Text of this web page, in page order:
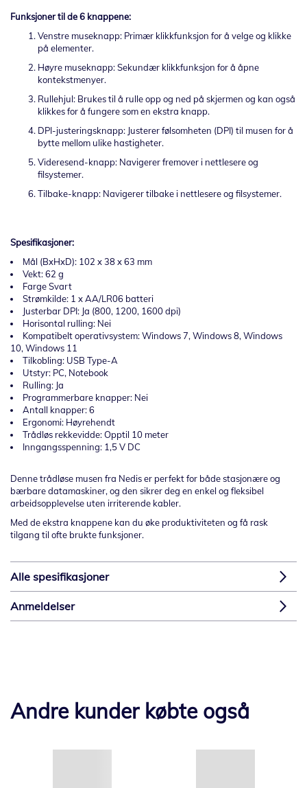
Funksjoner til de 6 knappene:
Venstre museknapp: Primær klikkfunksjon for å velge og klikke
på elementer.
Høyre museknapp: Sekundær klikkfunksjon for å åpne
kontekstmenyer.
Rullehjul: Brukes til å rulle opp og ned på skjermen og kan også
klikkes for å fungere som en ekstra knapp.
DPI-justeringsknapp: Justerer følsomheten (DPI) til musen for å
bytte mellom ulike hastigheter.
Videresend-knapp: Navigerer fremover i nettlesere og
filsystemer.
Tilbake-knapp: Navigerer tilbake i nettlesere og filsystemer.
Spesifikasjoner:
Mål (BxHxD): 102 x 38 x 63 mm
Vekt: 62 g
Farge Svart
Strømkilde: 1 x AA/LR06 batteri
Justerbar DPI: Ja (800, 1200, 1600 dpi)
Horisontal rulling: Nei
Kompatibelt operativsystem: Windows 7, Windows 8, Windows
10, Windows 11
Tilkobling: USB Type-A
Utstyr: PC, Notebook
Rulling: Ja
Programmerbare knapper: Nei
Antall knapper: 6
Ergonomi: Høyrehendt
Trådløs rekkevidde: Opptil 10 meter
Inngangsspenning: 1,5 V DC
Denne trådløse musen fra Nedis er perfekt for både stasjonære og
bærbare datamaskiner, og den sikrer deg en enkel og fleksibel
arbeidsopplevelse uten irriterende kabler.
Med de ekstra knappene kan du øke produktiviteten og få rask
tilgang til ofte brukte funksjoner.
Alle spesifikasjoner
Anmeldelser
Andre kunder købte også